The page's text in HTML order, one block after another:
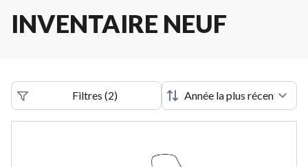
INVENTAIRE NEUF
Filtres (2)